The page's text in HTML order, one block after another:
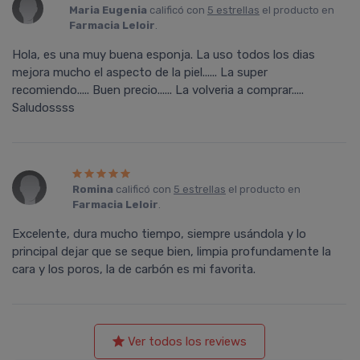
Maria Eugenia calificó con 5 estrellas el producto en
Farmacia Leloir.
Hola, es una muy buena esponja. La uso todos los dias
mejora mucho el aspecto de la piel...... La super
recomiendo..... Buen precio...... La volveria a comprar.....
Saludossss
Romina calificó con 5 estrellas el producto en
Farmacia Leloir.
Excelente, dura mucho tiempo, siempre usándola y lo
principal dejar que se seque bien, limpia profundamente la
cara y los poros, la de carbón es mi favorita.
Ver todos los reviews